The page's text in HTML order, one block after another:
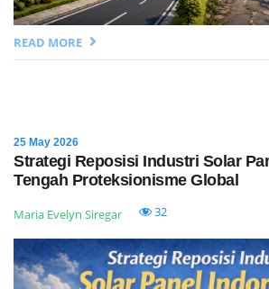
READ MORE
25 May 2026
Strategi Reposisi Industri Solar
Tengah Proteksionisme Global
Maria Evelyn Siregar 32